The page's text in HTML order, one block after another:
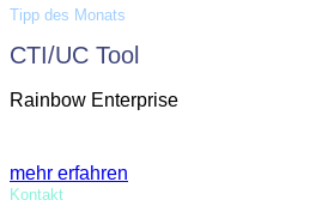
Tipp des Monats
CTI/UC Tool
Rainbow Enterprise
mehr erfahren
Kontakt